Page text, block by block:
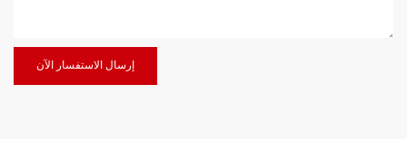
إرسال الاستفسار الآن